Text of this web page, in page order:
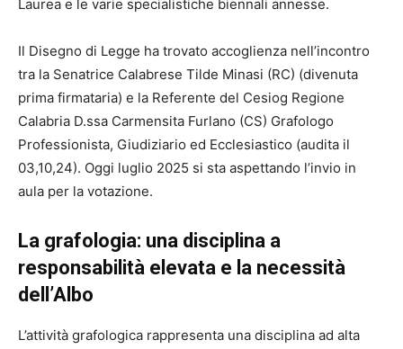
Laurea e le varie specialistiche biennali annesse.
Il Disegno di Legge ha trovato accoglienza nell’incontro
tra la Senatrice Calabrese Tilde Minasi (RC) (divenuta
prima firmataria) e la Referente del Cesiog Regione
Calabria D.ssa Carmensita Furlano (CS) Grafologo
Professionista, Giudiziario ed Ecclesiastico (audita il
03,10,24). Oggi luglio 2025 si sta aspettando l’invio in
aula per la votazione.
La grafologia: una disciplina a
responsabilità elevata e la necessità
dell’Albo
L’attività grafologica rappresenta una disciplina ad alta